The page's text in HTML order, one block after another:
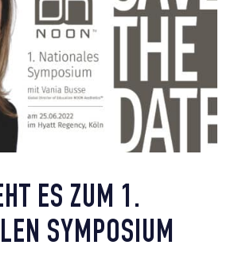
ES ZUM 1.
SYMPOSIUM